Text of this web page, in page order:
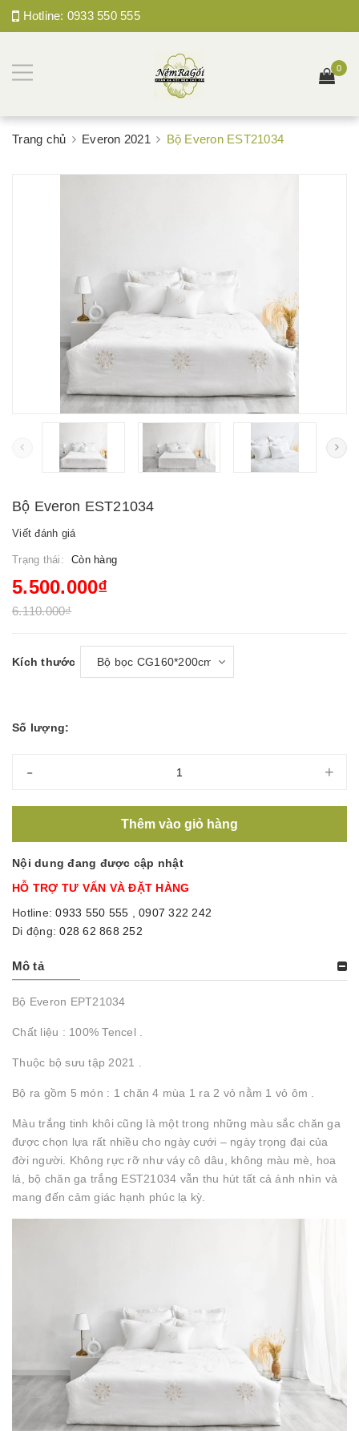
Hotline: 0933 550 555
0
Trang chủ Everon 2021 Bộ Everon EST21034
Bộ Everon EST21034
Viết đánh giá
Trạng thái: Còn hàng
5.500.000₫
6.110.000₫
Kích thước
Số lượng:
- +
Thêm vào giỏ hàng
Nội dung đang được cập nhật
HỖ TRỢ TƯ VẤN VÀ ĐẶT HÀNG
Hotline:0933 550 555
0907 322 242
Di động:028 62 868 252
Mô tả
Bộ Everon EPT21034
Chất liệu : 100% Tencel .
Thuộc bộ sưu tập 2021 .
Bộ ra gồm 5 món : 1 chăn 4 mùa 1 ra 2 vỏ nằm 1 vỏ ôm .
Màu trắng tinh khôi cũng là một trong những màu sắc chăn ga
được chọn lựa rất nhiều cho ngày cưới – ngày trọng đại của
đời người. Không rực rỡ như váy cô dâu, không màu mè, hoa
lá, bộ chăn ga trắng EST21034 vẫn thu hút tất cả ánh nhìn và
mang đến cảm giác hạnh phúc lạ kỳ.